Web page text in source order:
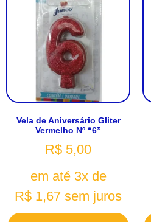
Vela de Aniversário Gliter
Vermelho Nº “6”
R$ 5,00
em até 3x de
R$ 1,67 sem juros